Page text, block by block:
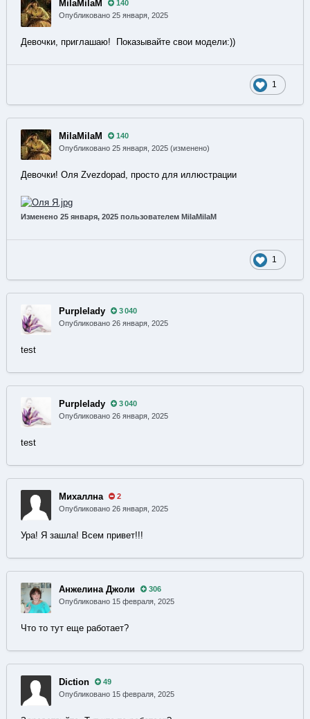
MilaMilaM
140
Опубликовано 25 января, 2025
Девочки, приглашаю! Показывайте свои модели:))
1
MilaMilaM
140
Опубликовано 25 января, 2025 (изменено)
Девочки! Оля Zvezdopad, просто для иллюстрации
Изменено 25 января, 2025 пользователем MilaMilaM
1
Purplelady
3 040
Опубликовано 26 января, 2025
test
Purplelady
3 040
Опубликовано 26 января, 2025
test
Михаллна
2
Опубликовано 26 января, 2025
Ура! Я зашла! Всем привет!!!
Анжелина Джоли
306
Опубликовано 15 февраля, 2025
Что то тут еще работает?
Diction
49
Опубликовано 15 февраля, 2025